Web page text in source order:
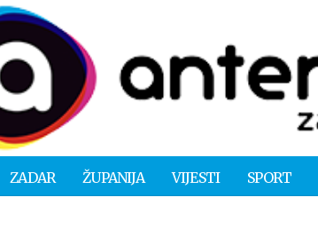
ZADAR ŽUPANIJA VIJESTI SPORT